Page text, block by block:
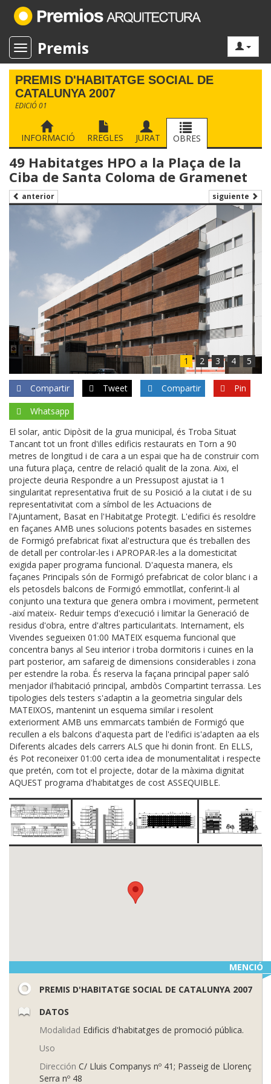
Toggle navigation
Premis
PREMIS D'HABITATGE SOCIAL DE
CATALUNYA 2007
EDICIÓ 01
INFORMACIÓ RREGLES JURAT OBRES
49 Habitatges HPO a la Plaça de la
Ciba de Santa Coloma de Gramenet
anterior siguiente
1 2 3 4 5
Compartir Tweet Compartir
Pin
Whatsapp
El solar, antic Dipòsit de la grua municipal, és Troba Situat
Tancant tot un front d'illes edificis restaurats en Torn a 90
metres de longitud i de cara a un espai que ha de construir com
una futura plaça, centre de relació qualit de la zona. Aixi, el
projecte deuria Respondre a un Pressupost ajustat ia 1
singularitat representativa fruit de su Posició a la ciutat i de su
representativitat com a símbol de les Actuacions de
l'Ajuntament, Basat en l'Habitatge Protegit. L'edifici és resoldre
en façanes AMB unes solucions potents basades en sistemes
de Formigó prefabricat fixat al'estructura que és treballen des
de detall per controlar-les i APROPAR-les a la domesticitat
exigida paper programa funcional. D'aquesta manera, els
façanes Principals són de Formigó prefabricat de color blanc i a
els petosdels balcons de Formigó emmotllat, conferint-li al
conjunto una textura que genera ombra i moviment, permetent
-així mateix- Reduir temps d'execució i limitar la Generació de
residus d'obra, entre d'altres particularitats. Internament, els
Vivendes segueixen 01:00 MATEIX esquema funcional que
concentra banys al Seu interior i troba dormitoris i cuines en la
part posterior, am safareig de dimensions considerables i zona
per estendre la roba. És reserva la façana principal paper saló
menjador il'habitació principal, ambdòs Compartint terrassa. Les
tipologies dels testers s'adaptin a la geometria singular dels
MATEIXOS, mantenint un esquema similar i resolent
exteriorment AMB uns emmarcats también de Formigó que
recullen a els balcons d'aquesta part de l'edifici is'adapten aa els
Diferents alcades dels carrers ALS que hi donin front. En ELLS,
és Pot reconeixer 01:00 certa idea de monumentalitat i respecte
que pretén, com tot el projecte, dotar de la màxima dignitat
AQUEST programa d'habitatges de cost ASSEQUIBLE.
MENCIÓ
PREMIS D'HABITATGE SOCIAL DE CATALUNYA 2007
DATOS
Modalidad Edificis d'habitatges de promoció pública.
Uso
Dirección C/ Lluis Companys nº 41; Passeig de Llorenç
Serra nº 48